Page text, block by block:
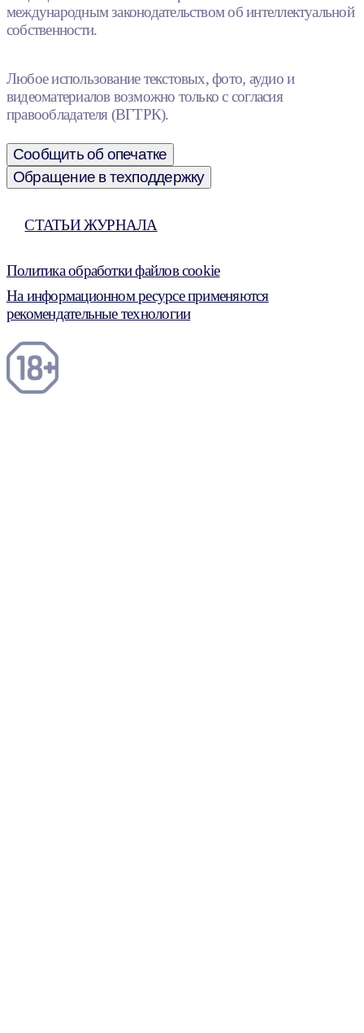
международным законодательством об интеллектуальной
собственности.
Любое использование текстовых, фото, аудио и
видеоматериалов возможно только с согласия
правообладателя (ВГТРК).
Сообщить об опечатке
Обращение в техподдержку
СТАТЬИ ЖУРНАЛА
Политика обработки файлов cookie
На информационном ресурсе применяются
рекомендательные технологии